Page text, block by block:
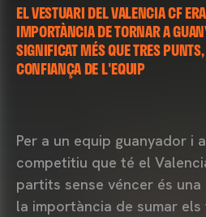
EL VESTUARI DEL VALENCIA CF
IMPORTÀNCIA DE TORNAR A
SIGNIFICAT MÉS QUE TRES
CONFIANÇA DE L'EQUIP
Per a un equip guanyador i
competitiu que té el
partits sense véncer és
la importància de sumar